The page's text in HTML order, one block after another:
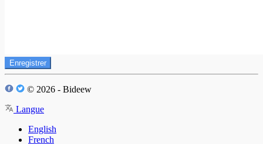
Enregistrer
© 2026 - Bideew
Langue
English
French